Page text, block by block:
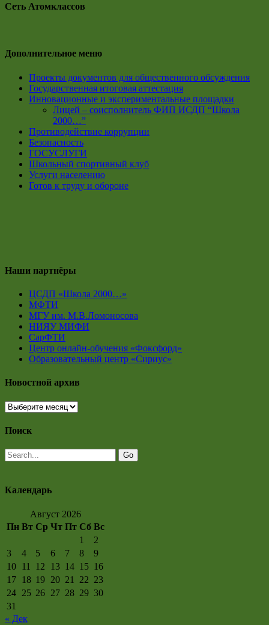
Сеть Атомклассов
Дополнительное меню
Проекты документов для общественного обсуждения
Государственная итоговая аттестация
Инновационные и экспериментальные площадки
Лицей – соисполнитель ФИП ИСДП “Школа
2000…”
Противодействие коррупции
Безопасность
ГОСУСЛУГИ
Школьный спортивный клуб
Услуги населению
Готов к труду и обороне
Наши партнёры
ЦСДП «Школа 2000…»
МФТИ
МГУ им. М.В.Ломоносова
НИЯУ МИФИ
СарФТИ
Центр онлайн-обучения «Фоксфорд»
Образовательный центр «Сириус»
Новостной архив
Новостной
Поиск
Календарь
Август 2026
Пн Вт Ср Чт Пт Сб Вс
1
2
3
4 5 6 7 8
9
10 11 12 13 14 15 16
17 18 19 20 21 22 23
24 25 26 27 28 29 30
31
« Дек